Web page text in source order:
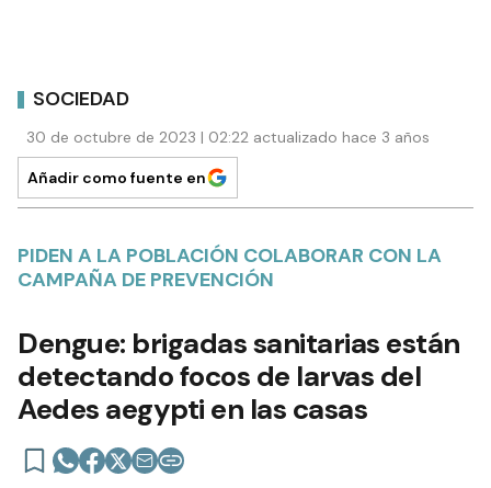
SOCIEDAD
30 de octubre de 2023 | 02:22 actualizado hace 3 años
Añadir como fuente en
PIDEN A LA POBLACIÓN COLABORAR CON LA
CAMPAÑA DE PREVENCIÓN
Dengue: brigadas sanitarias están
detectando focos de larvas del
Aedes aegypti en las casas